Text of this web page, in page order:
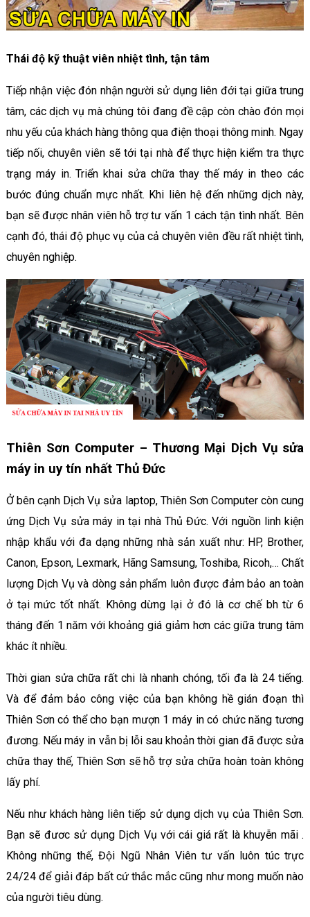
Thái độ kỹ thuật viên nhiệt tình, tận tâm
Tiếp nhận việc đón nhận người sử dụng liên đới tại giữa trung
tâm, các dịch vụ mà chúng tôi đang đề cập còn chào đón mọi
nhu yếu của khách hàng thông qua điện thoại thông minh. Ngay
tiếp nối, chuyên viên sẽ tới tại nhà để thực hiện kiểm tra thực
trạng máy in. Triển khai sửa chữa thay thế máy in theo các
bước đúng chuẩn mực nhất. Khi liên hệ đến những dịch này,
bạn sẽ được nhân viên hỗ trợ tư vấn 1 cách tận tình nhất. Bên
cạnh đó, thái độ phục vụ của cả chuyên viên đều rất nhiệt tình,
chuyên nghiệp.
Thiên Sơn Computer – Thương Mại Dịch Vụ sửa
máy in uy tín nhất Thủ Đức
Ở bên cạnh Dịch Vụ sửa laptop, Thiên Sơn Computer còn cung
ứng Dịch Vụ sửa máy in tại nhà Thủ Đức. Với nguồn linh kiện
nhập khẩu với đa dạng những nhà sản xuất như: HP, Brother,
Canon, Epson, Lexmark, Hãng Samsung, Toshiba, Ricoh,… Chất
lượng Dịch Vụ và dòng sản phẩm luôn được đảm bảo an toàn
ở tại mức tốt nhất. Không dừng lại ở đó là cơ chế bh từ 6
tháng đến 1 năm với khoảng giá giảm hơn các giữa trung tâm
khác ít nhiều.
Thời gian sửa chữa rất chi là nhanh chóng, tối đa là 24 tiếng.
Và để đảm bảo công việc của bạn không hề gián đoạn thì
Thiên Sơn có thể cho bạn mượn 1 máy in có chức năng tương
đương. Nếu máy in vẫn bị lỗi sau khoản thời gian đã được sửa
chữa thay thế, Thiên Sơn sẽ hỗ trợ sửa chữa hoàn toàn không
lấy phí.
Nếu như khách hàng liên tiếp sử dụng dịch vụ của Thiên Sơn.
Bạn sẽ đươc sử dụng Dịch Vụ với cái giá rất là khuyễn mãi .
Không những thế, Đội Ngũ Nhân Viên tư vấn luôn túc trực
24/24 để giải đáp bất cứ thắc mắc cũng như mong muốn nào
của người tiêu dùng.